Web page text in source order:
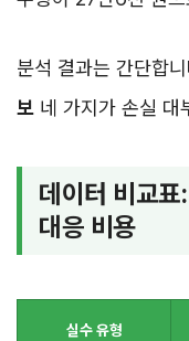
분석 결과는 간단합
보 네 가지가 손실 대
데이터 비교
대응 비용
실수 유형